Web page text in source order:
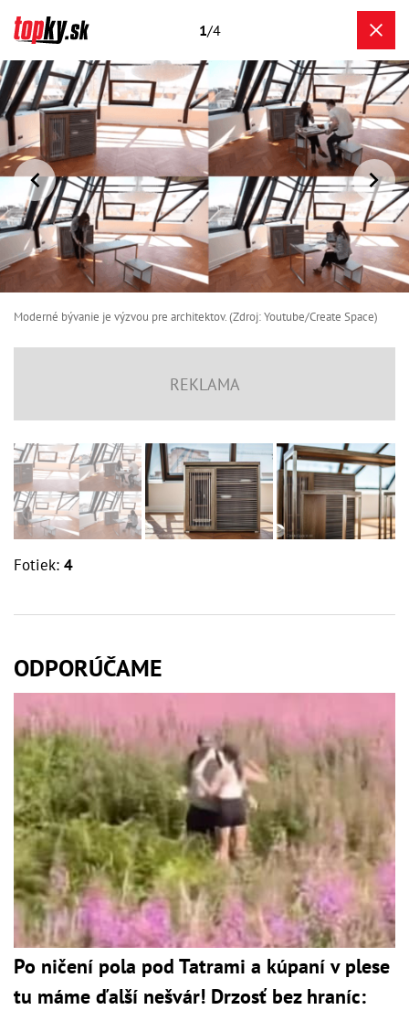
1/4
Moderné bývanie je výzvou pre architektov. (Zdroj: Youtube/Create Space)
Fotiek: 4
ODPORÚČAME
Po ničení pola pod Tatrami a kúpaní v plese
tu máme ďalší nešvár! Drzosť bez hraníc: